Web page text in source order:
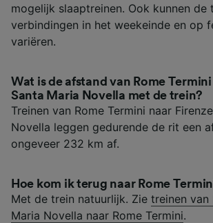
mogelijk slaaptreinen. Ook kunnen de
verbindingen in het weekeinde en op
variëren.
Wat is de afstand van Rome
Santa Maria Novella met de trein?
Treinen van Rome Termini naar
Novella leggen gedurende de rit een
ongeveer 232 km af.
Hoe kom ik terug naar Rome
Met de trein natuurlijk. Zie treinen van
Maria Novella naar Rome Termini.